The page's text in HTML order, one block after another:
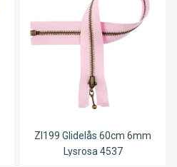
ZI199 Glidelås 60cm 6mm
Lysrosa 4537